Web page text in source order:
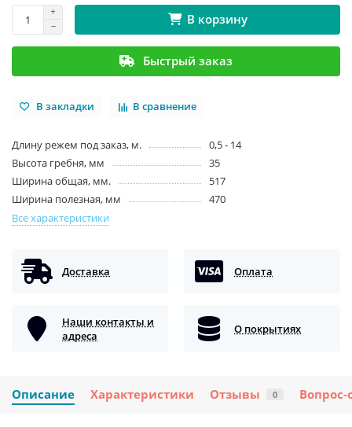
В корзину
Быстрый заказ
В закладки В сравнение
Длину режем под заказ, м.
0,5 - 14
Высота гребня, мм
35
Ширина общая, мм.
517
Ширина полезная, мм
470
Все характеристики
Доставка Оплата
Наши контакты и
адреса
О покрытиях
Описание Характеристики Отзывы 0 Вопрос-